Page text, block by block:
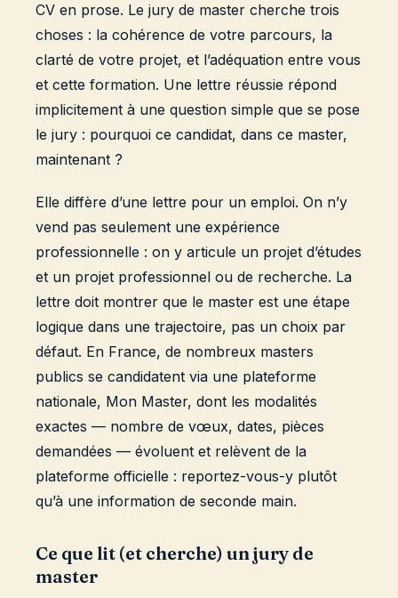
CV en prose. Le jury de master cherche trois
choses : la cohérence de votre parcours, la
clarté de votre projet, et l’adéquation entre vous
et cette formation. Une lettre réussie répond
implicitement à une question simple que se pose
le jury : pourquoi ce candidat, dans ce master,
maintenant ?
Elle diffère d’une lettre pour un emploi. On n’y
vend pas seulement une expérience
professionnelle : on y articule un projet d’études
et un projet professionnel ou de recherche. La
lettre doit montrer que le master est une étape
logique dans une trajectoire, pas un choix par
défaut. En France, de nombreux masters
publics se candidatent via une plateforme
nationale, Mon Master, dont les modalités
exactes — nombre de vœux, dates, pièces
demandées — évoluent et relèvent de la
plateforme officielle : reportez-vous-y plutôt
qu’à une information de seconde main.
Ce que lit (et cherche) un jury de
master